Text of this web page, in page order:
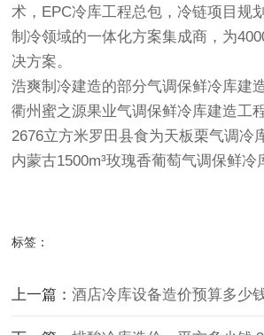
术，EPC冷库工程总包，冷链项目规
制冷领域的一体化方案集成商，为
决方案。
浩爽制冷建造的部分气调保鲜冷库建
衢州蜜之源果业气调保鲜冷库建造工
2676立方米罗田县食为天板栗气调冷
内蒙古1500m³玫瑰香葡萄气调保鲜冷
标签：
上一篇：酒店冷库设备造价预算多少